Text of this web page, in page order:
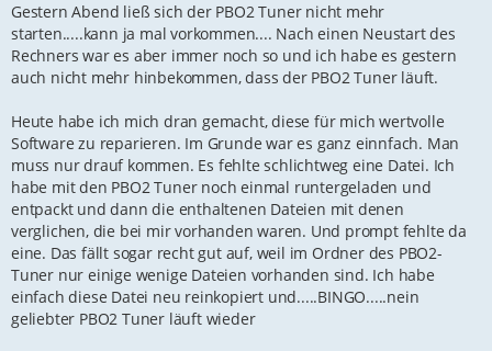
Gestern Abend ließ sich der PBO2 Tuner nicht mehr
starten.....kann ja mal vorkommen.... Nach einen Neustart des
Rechners war es aber immer noch so und ich habe es gestern
auch nicht mehr hinbekommen, dass der PBO2 Tuner läuft.
Heute habe ich mich dran gemacht, diese für mich wertvolle
Software zu reparieren. Im Grunde war es ganz einnfach. Man
muss nur drauf kommen. Es fehlte schlichtweg eine Datei. Ich
habe mit den PBO2 Tuner noch einmal runtergeladen und
entpackt und dann die enthaltenen Dateien mit denen
verglichen, die bei mir vorhanden waren. Und prompt fehlte da
eine. Das fällt sogar recht gut auf, weil im Ordner des PBO2-
Tuner nur einige wenige Dateien vorhanden sind. Ich habe
einfach diese Datei neu reinkopiert und.....BINGO.....nein
geliebter PBO2 Tuner läuft wieder